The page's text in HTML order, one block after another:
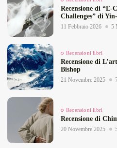
Recensione di
Challenges” di
11 Febbraio 2026 5
Recensioni libri
Recensione di
Bishop
21 Novembre 2025
Recensioni libri
Recensione di
20 Novembre 2025